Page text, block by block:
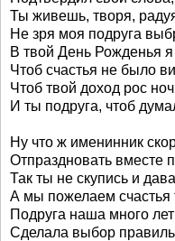
Ты живешь, творя,
Не зря моя подруга
В твой День Рожденья
Чтоб счастья не было
Чтоб твой доход рос
И ты подруга, чтоб
Ну что ж именинник
Отпраздновать вместе
Так ты не скупись и
А мы пожелаем счастья
Подруга наша много
Сделала выбор